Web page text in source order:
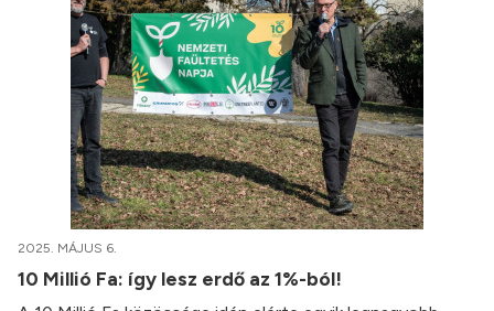
2025. MÁJUS 6.
10 Millió Fa: így lesz erdő az 1%-ból!